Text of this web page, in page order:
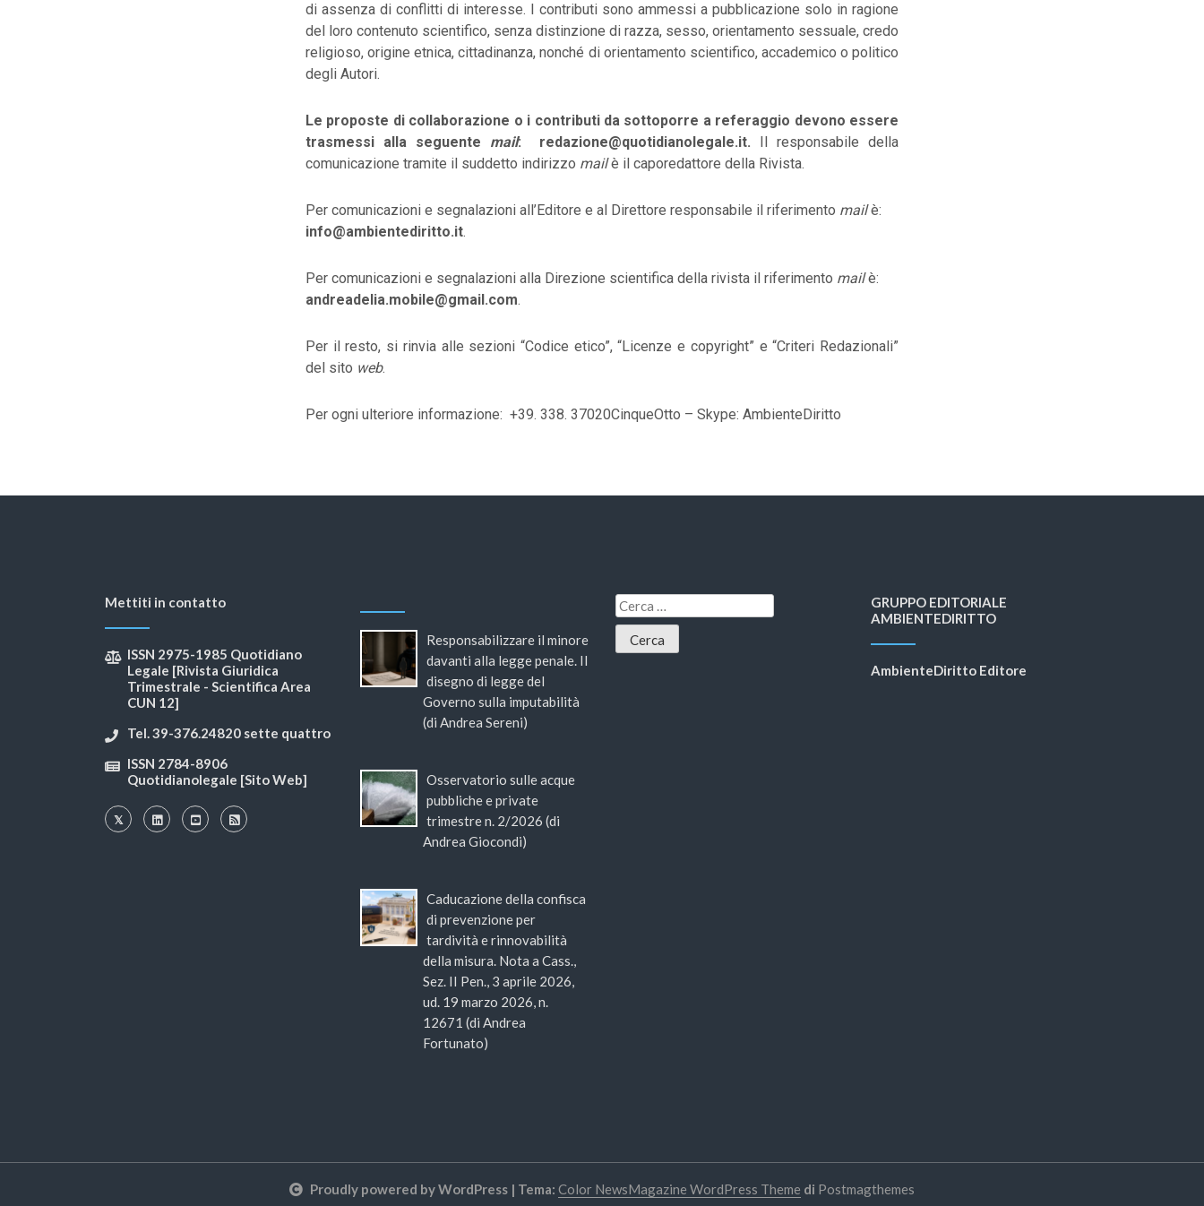
di assenza di conflitti di interesse. I contributi sono ammessi a pubblicazione solo in ragione
del loro contenuto scientifico, senza distinzione di razza, sesso, orientamento sessuale, credo
religioso, origine etnica, cittadinanza, nonché di orientamento scientifico, accademico o politico
degli Autori.
Le proposte di collaborazione o i contributi da sottoporre a referaggio devono essere
trasmessi alla seguente mail: redazione@quotidianolegale.it. Il responsabile della
comunicazione tramite il suddetto indirizzo mailè il caporedattore della Rivista.
Per comunicazioni e segnalazioni all’Editore e al Direttore responsabile il riferimento mailè:
info@ambientediritto.it.
Per comunicazioni e segnalazioni alla Direzione scientifica della rivista il riferimento mailè:
andreadelia.mobile@gmail.com.
Per il resto, si rinvia alle sezioni “Codice etico”, “Licenze e copyright” e “Criteri Redazionali”
del sito web.
Per ogni ulteriore informazione: +39. 338. 37020CinqueOtto – Skype: AmbienteDiritto
Mettiti in contatto
ISSN 2975-1985 Quotidiano
Legale [Rivista Giuridica
Trimestrale - Scientifica Area
CUN 12]
Tel. 39-376.24820 sette quattro
ISSN 2784-8906
Quotidianolegale [Sito Web]
Responsabilizzare il minore
davanti alla legge penale. Il
disegno di legge del
Governo sulla imputabilità
(di Andrea Sereni)
Osservatorio sulle acque
pubbliche e private
trimestre n. 2/2026 (di
Andrea Giocondi)
Caducazione della confisca
di prevenzione per
tardività e rinnovabilità
della misura. Nota a Cass.,
Sez. II Pen., 3 aprile 2026,
ud. 19 marzo 2026, n.
12671 (di Andrea
Fortunato)
GRUPPO EDITORIALE
AMBIENTEDIRITTO
AmbienteDiritto Editore
Proudly powered by WordPress | Tema: Color NewsMagazine WordPress Theme di Postmagthemes